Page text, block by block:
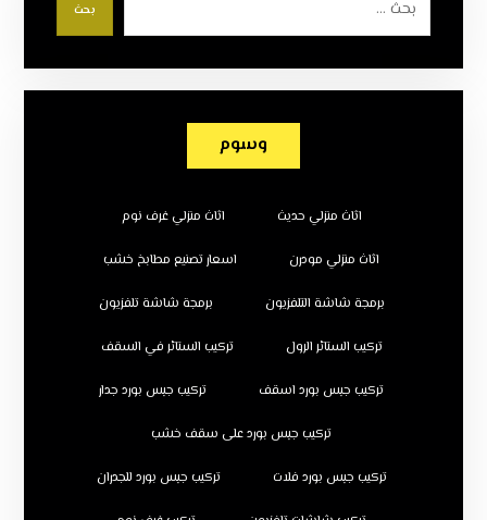
بحث
وسوم
اثاث منزلي حديث اثاث منزلي غرف نوم
اثاث منزلي مودرن اسعار تصنيع مطابخ خشب
برمجة شاشة التلفزيون برمجة شاشة تلفزيون
تركيب الستائر الرول تركيب الستائر في السقف
تركيب جبس بورد اسقف تركيب جبس بورد جدار
تركيب جبس بورد على سقف خشب
تركيب جبس بورد فلات تركيب جبس بورد للجدران